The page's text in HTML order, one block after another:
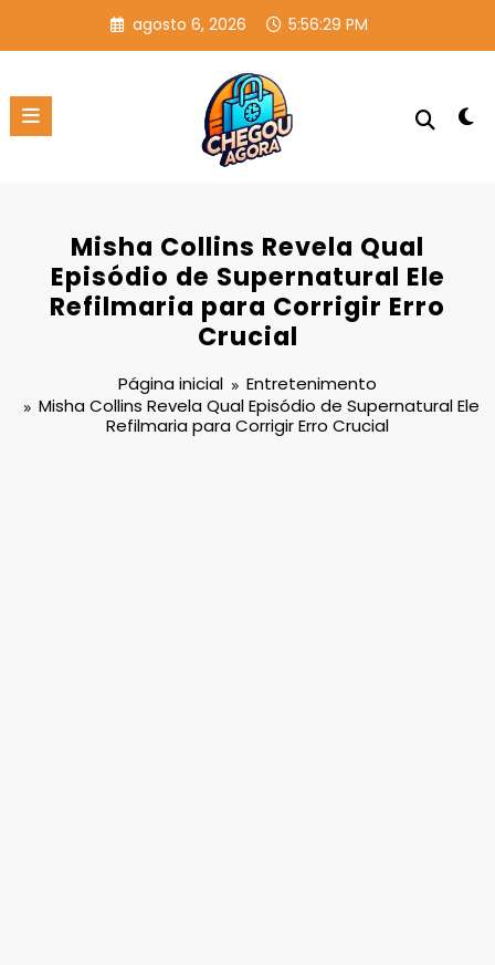
o
agosto 6, 2026 5:56:29 PM
Misha Collins Revela Qual
Episódio de Supernatural Ele
Refilmaria para Corrigir Erro
Crucial
Página inicial
Entretenimento
Misha Collins Revela Qual Episódio de Supernatural Ele
Refilmaria para Corrigir Erro Crucial